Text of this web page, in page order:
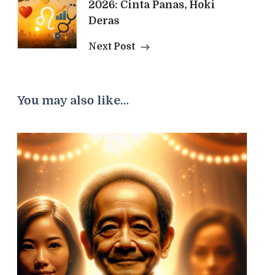
2026: Cinta Panas, Hoki
Deras
Next Post
You may also like...